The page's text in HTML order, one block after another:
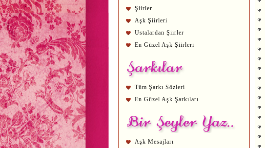
Şiirler
Aşk Şiirleri
Ustalardan Şiirler
En Güzel Aşk Şiirleri
Tüm Şarkı Sözleri
En Güzel Aşk Şarkıları
Aşk Mesajları